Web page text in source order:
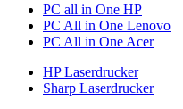
PC all in One HP
PC All in One Lenovo
PC All in One Acer
HP Laserdrucker
Sharp Laserdrucker